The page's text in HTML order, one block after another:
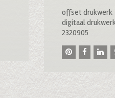
offset drukwerk
digitaal
2320905